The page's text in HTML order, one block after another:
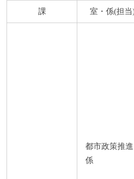
課 室・係(担当
都市政策推進
係